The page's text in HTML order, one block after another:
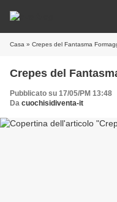
Casa » Crepes del Fantasma
Crepes del
Pubblicato su 17/05/PM 13:48
Da cuochisidiventa-it